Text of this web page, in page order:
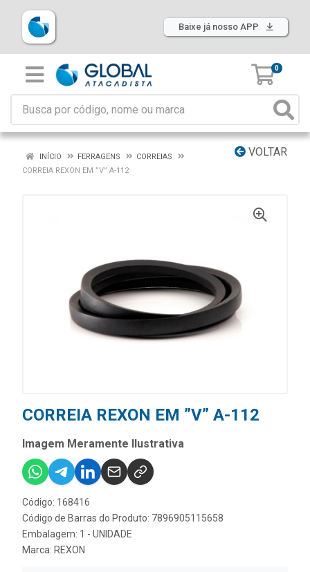
Baixe já nosso APP
0
VOLTAR
INÍCIO FERRAGENS
CORREIAS
CORREIA REXON EM ”V” A-112
CORREIA REXON EM ”V” A-112
Imagem Meramente Ilustrativa
Código: 168416
Código de Barras do Produto: 7896905115658
Embalagem: 1 - UNIDADE
Marca: REXON